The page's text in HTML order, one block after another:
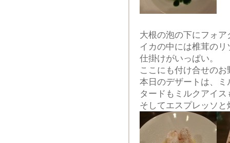
大根の泡の下にフォ
イカの中には椎茸の
仕掛けがいっぱい。
ここにも付け合せの
本日のデザートは、
タードもミルクアイ
そしてエスプレッソと